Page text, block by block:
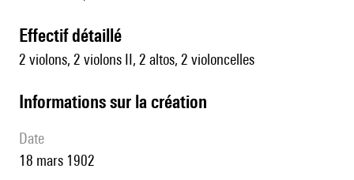
effectif détaillé
2 violons, 2 violons II, 2 altos, 2 violoncelles
informations sur la création
date
18 mars 1902